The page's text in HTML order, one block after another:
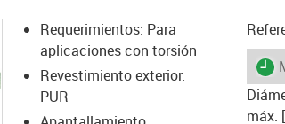
Requerimientos: Para
aplicaciones con torsión
Revestimiento exterior:
PUR
máx.